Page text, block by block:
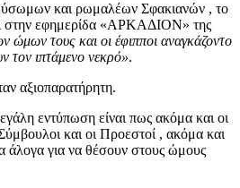
και ρωμαλέων Σφακιανών , το
στην εφημερίδα «ΑΡΚΑΔΙΟΝ» της
ώμων τους και οι έφιπποι αναγκάζοντο
τον ιπτάμενο νεκρό».
αξιοπαρατήρητη.
εντύπωση είναι πως ακόμα και οι
και οι Προεστοί , ακόμα και
άλογα για να θέσουν στους ώμους